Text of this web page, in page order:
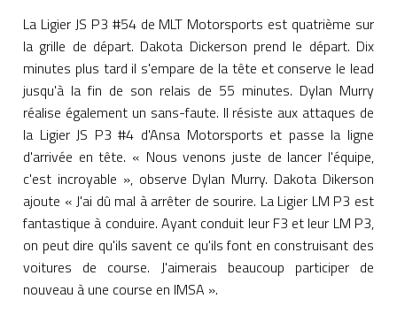
La Ligier JS P3 #54 de MLT Motorsports est quatrième sur
la grille de départ. Dakota Dickerson prend le départ. Dix
minutes plus tard il s'empare de la tête et conserve le lead
jusqu'à la fin de son relais de 55 minutes. Dylan Murry
réalise également un sans-faute. Il résiste aux attaques de
la Ligier JS P3 #4 d'Ansa Motorsports et passe la ligne
d'arrivée en tête. « Nous venons juste de lancer l'équipe,
c'est incroyable », observe Dylan Murry. Dakota Dikerson
ajoute « J'ai dû mal à arrêter de sourire. La Ligier LM P3 est
fantastique à conduire. Ayant conduit leur F3 et leur LM P3,
on peut dire qu'ils savent ce qu'ils font en construisant des
voitures de course. J'aimerais beaucoup participer de
nouveau à une course en IMSA ».